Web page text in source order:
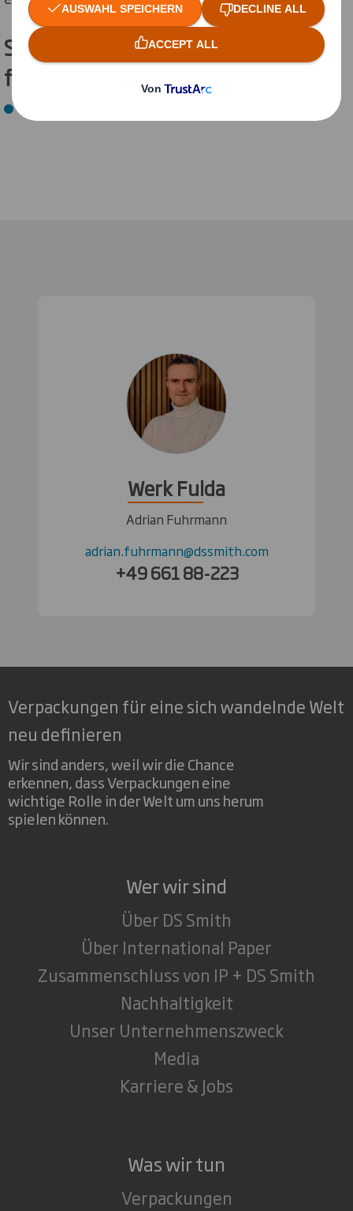
Starte Dein duales Studium an
folgendem Standort:
Werk Fulda
Adrian Fuhrmann
adrian.fuhrmann@dssmith.com
+49 661 88-223
Verpackungen für eine sich wandelnde Welt
neu definieren
Wir sind anders, weil wir die Chance
erkennen, dass Verpackungen eine
wichtige Rolle in der Welt um uns herum
spielen können.
Wer wir sind
Über DS Smith
Über International Paper
Zusammenschluss von IP + DS Smith
Nachhaltigkeit
Unser Unternehmenszweck
Media
Karriere & Jobs
Was wir tun
Verpackungen